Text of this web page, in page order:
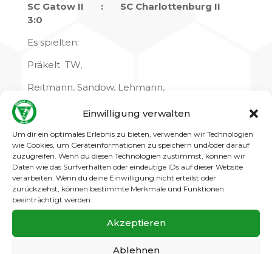
Einwilligung verwalten
Um dir ein optimales Erlebnis zu bieten, verwenden wir Technologien
wie Cookies, um Geräteinformationen zu speichern und/oder darauf
zuzugreifen. Wenn du diesen Technologien zustimmst, können wir
Daten wie das Surfverhalten oder eindeutige IDs auf dieser Website
verarbeiten. Wenn du deine Einwilligung nicht erteilst oder
zurückziehst, können bestimmte Merkmale und Funktionen
beeinträchtigt werden.
Akzeptieren
Ablehnen
SC Gatow II : SC Charlottenburg II
3:0
Es spielten:
Präkelt TW,
Reitmann, Sandow, Lehmann,
Opitz, Bartsch, Butendeich, Schildberg
(Kapitän), Rosales,
Eckert, Diemer
Ersatzspieler:
Balzar ETW, Grüner, Krenz, Schulczyk, Robbe,
Schnalke, Dumdei
1:0 Diemer V: Schildberg